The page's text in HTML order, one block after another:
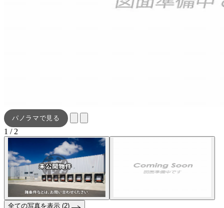
パノラマで見る
1 / 2
全ての写真を表示 (2)